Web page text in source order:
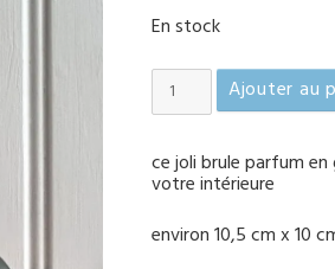
initial
12,00€.8,00€.
En stock
quantité
de
parfum
en
gris
Ajouter au
ce joli brule parfum
votre intérieure
environ 10,5 cm x 10